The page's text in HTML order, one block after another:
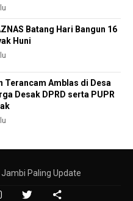
Batang Hari Bangun 16
Huni
Terancam Amblas di Desa
Desak DPRD serta PUPR
Paling Update